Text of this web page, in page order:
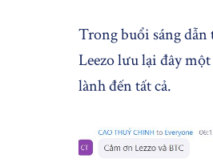
Trong buổi sáng dẫn
Leezo lưu lại đây
lành đến tất cả.